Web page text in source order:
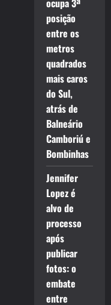
ocupa 3ª
posição
entre os
metros
quadrados
mais caros
do Sul,
atrás de
Balneário
Camboriú e
Bombinhas
Jennifer
Lopez é
alvo de
processo
após
publicar
fotos: o
embate
entre